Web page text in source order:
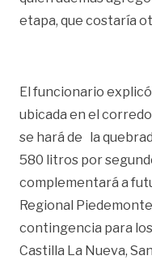
etapa, que costaría
El funcionario
ubicada en el
se hará de la
580 litros por
complementará a
Regional
contingencia para los
Castilla La Nueva,